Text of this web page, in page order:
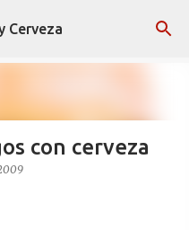
principal
Cerveza
con cerveza